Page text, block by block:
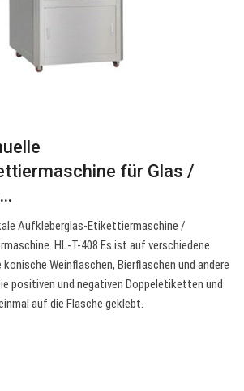
für Glas /
Aufkleberglas-Etikettiermaschine /
HL-T-408 Es ist auf verschiedene
Weinflaschen, Bierflaschen und andere
positiven und negativen Doppeletiketten und
auf die Flasche geklebt.